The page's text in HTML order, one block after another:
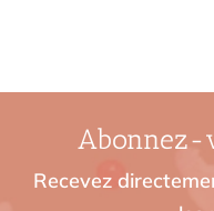
Abonnez-
Recevez